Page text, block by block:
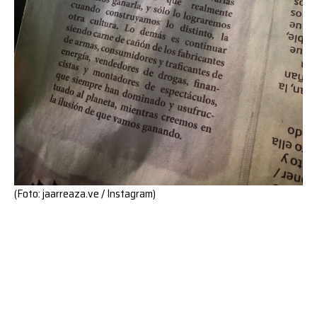
(Foto: jaarreaza.ve / Instagram)